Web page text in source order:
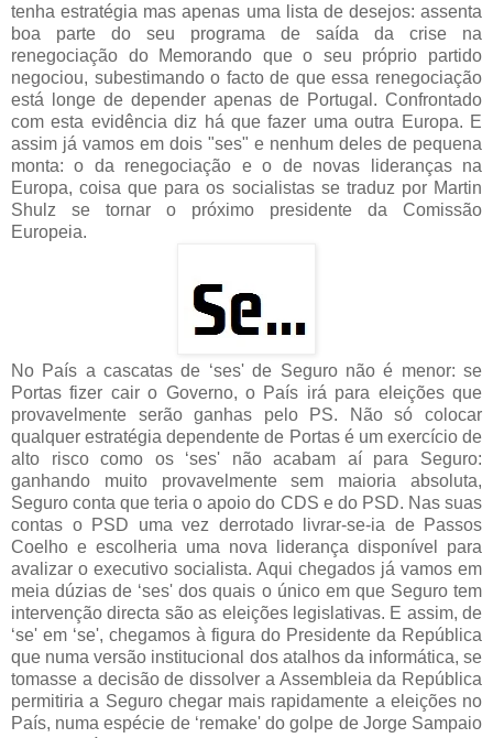
tenha estratégia mas apenas uma lista de desejos: assenta
boa parte do seu programa de saída da crise na
renegociação do Memorando que o seu próprio partido
negociou, subestimando o facto de que essa renegociação
está longe de depender apenas de Portugal. Confrontado
com esta evidência diz há que fazer uma outra Europa. E
assim já vamos em dois "ses" e nenhum deles de pequena
monta: o da renegociação e o de novas lideranças na
Europa, coisa que para os socialistas se traduz por Martin
Shulz se tornar o próximo presidente da Comissão
Europeia.
No País a cascatas de ‘ses' de Seguro não é menor: se
Portas fizer cair o Governo, o País irá para eleições que
provavelmente serão ganhas pelo PS. Não só colocar
qualquer estratégia dependente de Portas é um exercício de
alto risco como os ‘ses' não acabam aí para Seguro:
ganhando muito provavelmente sem maioria absoluta,
Seguro conta que teria o apoio do CDS e do PSD. Nas suas
contas o PSD uma vez derrotado livrar-se-ia de Passos
Coelho e escolheria uma nova liderança disponível para
avalizar o executivo socialista. Aqui chegados já vamos em
meia dúzias de ‘ses' dos quais o único em que Seguro tem
intervenção directa são as eleições legislativas. E assim, de
‘se' em ‘se', chegamos à figura do Presidente da República
que numa versão institucional dos atalhos da informática, se
tomasse a decisão de dissolver a Assembleia da República
permitiria a Seguro chegar mais rapidamente a eleições no
País, numa espécie de ‘remake' do golpe de Jorge Sampaio